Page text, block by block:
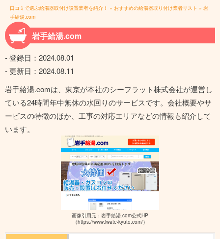
口コミで選ぶ給湯器取付け設置業者を紹介！ » おすすめの給湯器取り付け業者リスト » 岩
手給湯.com
岩手給湯.com
- 登録日： 2024.08.01
- 更新日： 2024.08.11
岩手給湯.comは、東京が本社のシーフラット株式会社が運営し
ている24時間年中無休の水回りのサービスです。会社概要やサ
ービスの特徴のほか、工事の対応エリアなどの情報も紹介して
います。
画像引用元：岩手給湯.com公式HP
（https://www.iwate-kyuto.com/）